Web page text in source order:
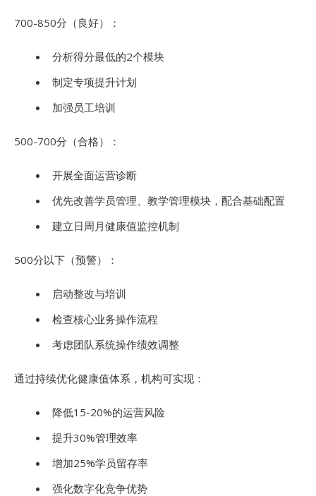
700-850分（良好）：
分析得分最低的2个模块
制定专项提升计划
加强员工培训
500-700分（合格）：
开展全面运营诊断
优先改善学员管理、教学管理模块，配合基础配置
建立日周月健康值监控机制
500分以下（预警）：
启动整改与培训
检查核心业务操作流程
考虑团队系统操作绩效调整
通过持续优化健康值体系，机构可实现：
降低15-20%的运营风险
提升30%管理效率
增加25%学员留存率
强化数字化竞争优势